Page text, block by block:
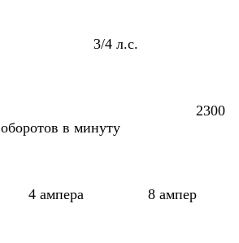
3/4 л.с.
2300
оборотов в минуту
4 ампера 8 ампер